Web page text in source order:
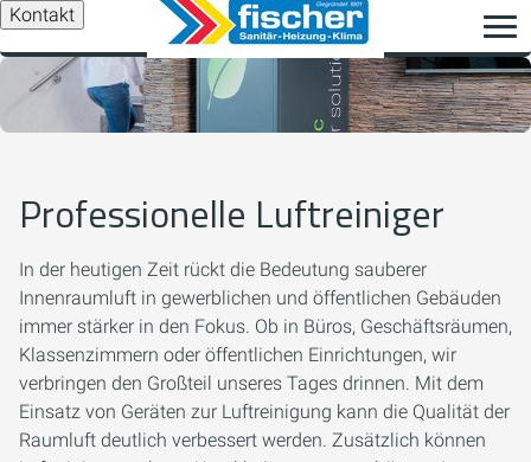
Kontakt
Professionelle Luftreiniger
In der heutigen Zeit rückt die Bedeutung sauberer
Innenraumluft in gewerblichen und öffentlichen Gebäuden
immer stärker in den Fokus. Ob in Büros, Geschäftsräumen,
Klassenzimmern oder öffentlichen Einrichtungen, wir
verbringen den Großteil unseres Tages drinnen. Mit dem
Einsatz von Geräten zur Luftreinigung kann die Qualität der
Raumluft deutlich verbessert werden. Zusätzlich können